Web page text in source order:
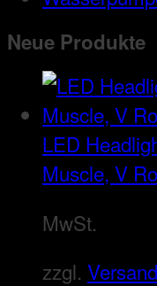
Neue Produkte
LED
Muscle, V
MwSt.
zzgl. Versand